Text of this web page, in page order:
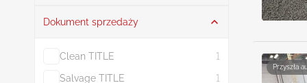
Licytacja 5
Dokument sprzedaży
Clean TITLE
1
Salvage TITLE
1
Przyszła